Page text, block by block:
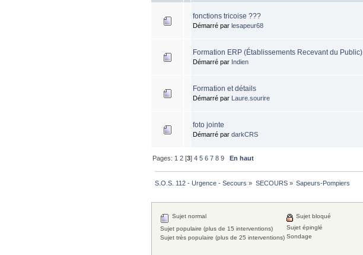
fonctions tricoise ???
Démarré parlesapeur68
Formation ERP (Établissements Recevant du Public).
Démarré par Indien
Formation et détails
Démarré par Laure.sourire
foto jointe
Démarré pardarkCRS
Pages: 1 2 [3]4 5 6 7 8 9 En haut
S.O.S. 112 - Urgence - Secours » SECOURS» Sapeurs-Pompiers
Sujet normal
Sujet populaire (plus de 15 interventions)
Sujet très populaire (plus de 25 interventions)
Sujet bloqué
Sujet épinglé
Sondage